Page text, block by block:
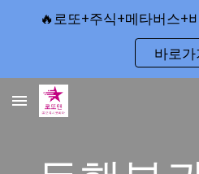
Skip to main content
🔥로또+주식+메타버스+
바로가